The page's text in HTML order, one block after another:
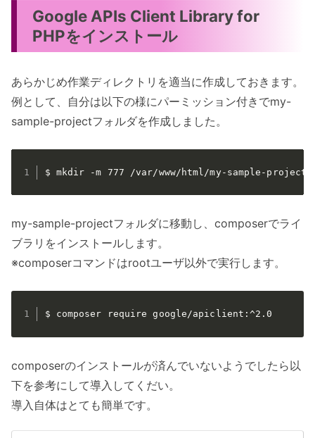
Google APIs Client Library for
PHPをインストール
あらかじめ作業ディレクトリを適当に作成しておきます。
例として、自分は以下の様にパーミッション付きでmy-
sample-projectフォルダを作成しました。
$ mkdir -m 777 /var/www/html/my-sample-project
my-sample-projectフォルダに移動し、composerでライ
ブラリをインストールします。
※composerコマンドはrootユーザ以外で実行します。
$ composer require google/apiclient:^2.0
composerのインストールが済んでいないようでしたら以
下を参考にして導入してくだい。
導入自体はとても簡単です。